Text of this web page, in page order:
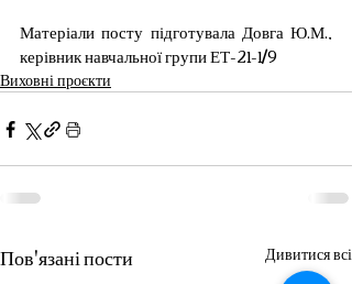
Матеріали посту підготувала Довга Ю.М.,
керівник навчальної групи ЕТ-21-1/9
Виховні проєкти
Пов'язані пости Дивитися всі